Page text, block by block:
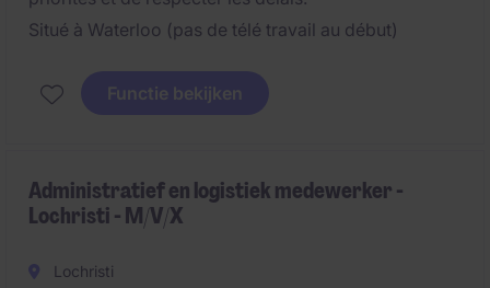
Situé à Waterloo (pas de télé travail au début)
Functie bekijken
Administratief en logistiek medewerker -
Lochristi - M/V/X
Lochristi